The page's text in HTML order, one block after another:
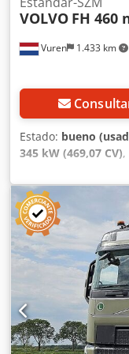
Vuren 1.433 km
VOLVO FH 460
Estado: bueno
345 kW (469,07 CV)
configuración de
combustible:
cabina dormitorio,
número de
amortiguación:
total:2.550 mm,
fabricación:2021,
acondicionado,
estacionamiento,
control de